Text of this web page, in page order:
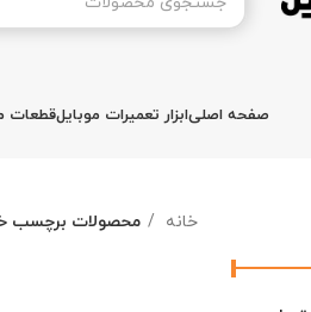
صفحه اصلیابزار تعمیرات موبایلقطعات
خانه محصولات برچسب